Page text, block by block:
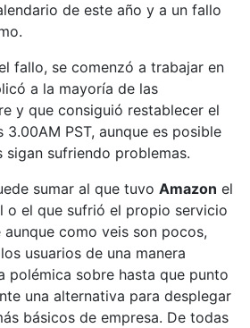
de este año y a un fallo
fallo, se comenzó a trabajar en
a la mayoría de las
y que consiguió restablecer el
PST, aunque es posible
sigan sufriendo problemas.
sumar al que tuvo Amazon el
o el que sufrió el propio servicio
como veis son pocos,
usuarios de una manera
polémica sobre hasta que punto
una alternativa para desplegar
básicos de empresa. De todas